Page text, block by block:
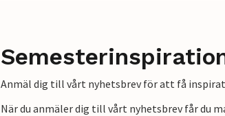
Anmäl dig till vårt nyhetsbrev för att få
När du anmäler dig till vårt nyhetsbrev får du